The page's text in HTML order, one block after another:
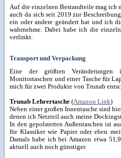
Auf die einzelnen Bestandteile mag ich
auch da sich seit 2019 zur
ein oder andere geändert hat und ich
wahrnehme. Dabei habe ich die
verlinkt.
Transport und Verpackung
Eine der größten
Monitortaschen und einer Tasche für
mich für zwei Produkte von Trunab
Trunab Lehrertasche (Amazon Link)
Neben einer großen Innentasche sind
denen ich Netzteil auch meine
In den gepolsterten Außentaschen ist
für Klassiker wie Papier oder eben
Damals habe ich bei Amazon etwa
aktuell auch noch günstiger.